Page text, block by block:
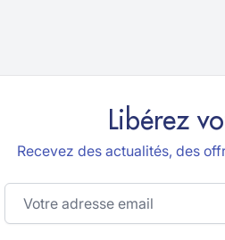
Libérez
Recevez des actualités, des
Adresse email